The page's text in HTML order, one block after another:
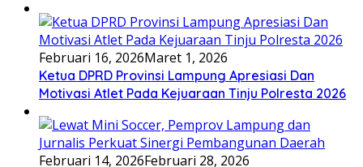
Februari 16, 2026Maret 1, 2026
Ketua DPRD Provinsi Lampung Apresiasi Dan
Motivasi Atlet Pada Kejuaraan Tinju Polresta 2026
Februari 14, 2026Februari 28, 2026